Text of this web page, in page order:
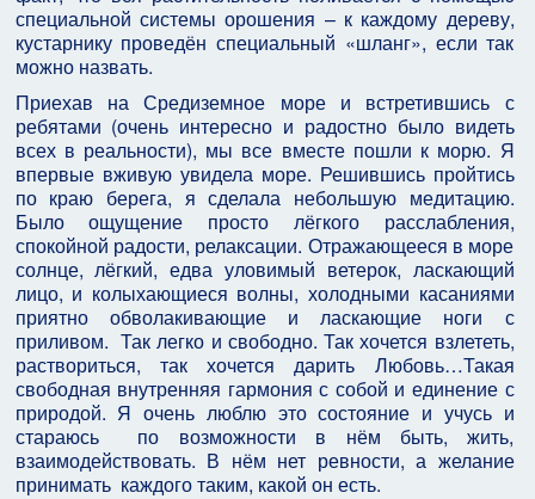
специальной системы орошения – к каждому дереву,
кустарнику проведён специальный «шланг», если так
можно назвать.
Приехав на Средиземное море и встретившись с
ребятами (очень интересно и радостно было видеть
всех в реальности), мы все вместе пошли к морю. Я
впервые вживую увидела море. Решившись пройтись
по краю берега, я сделала небольшую медитацию.
Было ощущение просто лёгкого расслабления,
спокойной радости, релаксации. Отражающееся в море
солнце, лёгкий, едва уловимый ветерок, ласкающий
лицо, и колыхающиеся волны, холодными касаниями
приятно обволакивающие и ласкающие ноги с
приливом. Так легко и свободно. Так хочется взлететь,
раствориться, так хочется дарить Любовь…Такая
свободная внутренняя гармония с собой и единение с
природой. Я очень люблю это состояние и учусь и
стараюсь по возможности в нём быть, жить,
взаимодействовать. В нём нет ревности, а желание
принимать каждого таким, какой он есть.